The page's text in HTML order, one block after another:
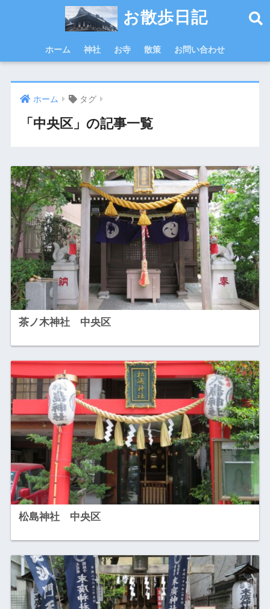
お散歩日記
ホーム 神社 お寺 散策 お問い合わせ
ホーム タグ
「中央区」の記事一覧
茶ノ木神社 中央区
松島神社 中央区